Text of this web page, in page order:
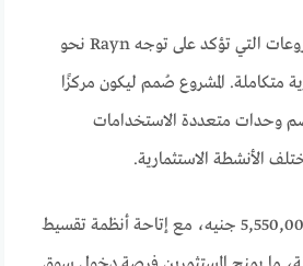
يُعتبر Litz Mall من المشروعات التي تؤكد على توجه Rayn نحو
متكاملة. المشروع صُمم ليكون مركزًا
وحدات متعددة الاستخدامات
الأنشطة الاستثمارية.
كما أن الأسعار تبدأ من 5,550,000 جنيه، مع إتاحة أنظمة تقسيط